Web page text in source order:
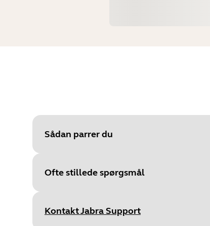
Sådan parrer du
Ofte stillede spørgsmål
Kontakt Jabra Support